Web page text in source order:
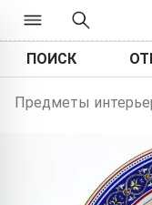
ПОИСК
Предметы